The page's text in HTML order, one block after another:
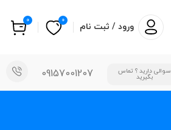
ورود / ثبت نام
0
0
سوالی دارید ؟ تماس
بگیرید 09157001207